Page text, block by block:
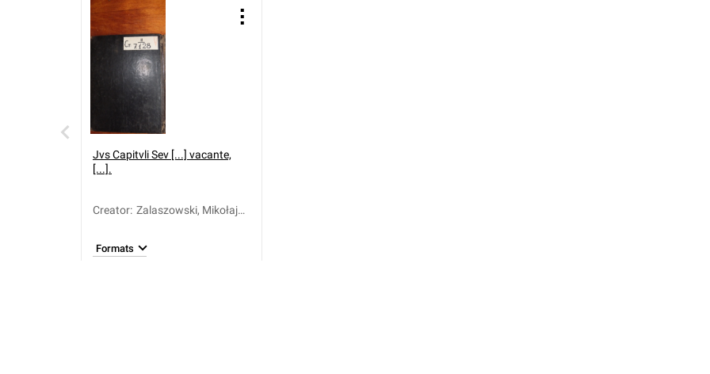
Jvs Capitvli Sev [...] vacante,
[...].
Creator: Zalaszowski, Mikołaj
Formats